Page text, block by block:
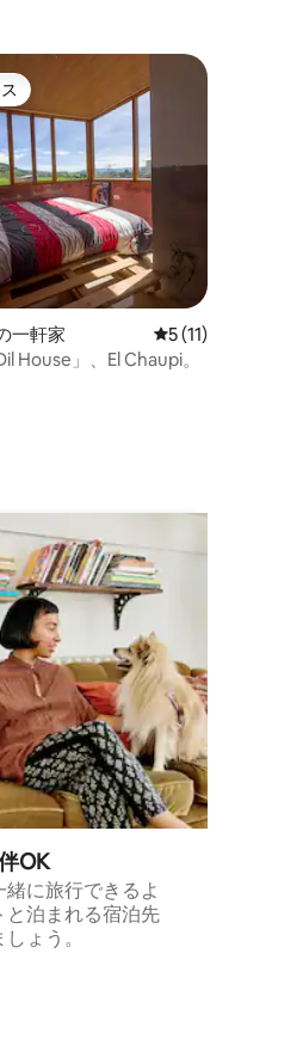
星の平均評価
ョイスです。
一軒家 レビュー11件、5
5 (11)
House」、El Chaupi。
OK
に旅行できるよ
と泊まれる宿泊先
ょう。